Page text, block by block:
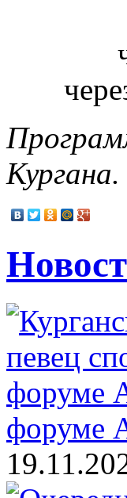
Кургана.
форуме